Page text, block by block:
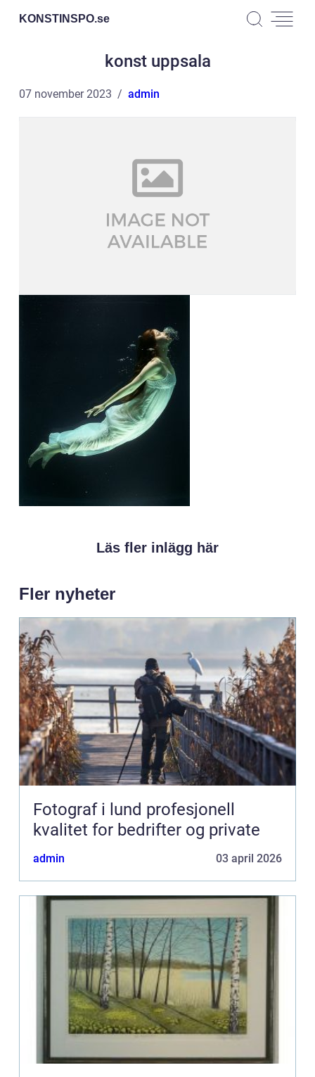
KONSTINSPO.se
konst uppsala
07 november 2023 admin
Läs fler inlägg här
Fler nyheter
Fotograf i lund profesjonell
kvalitet for bedrifter og private
admin 03 april 2026